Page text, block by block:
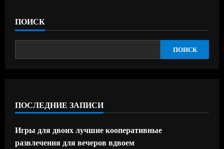
ПОИСК
ПОИСК
ПОСЛЕДНИЕ ЗАПИСИ
Игры для двоих лучшие кооперативные
развлечения для вечеров вдвоем